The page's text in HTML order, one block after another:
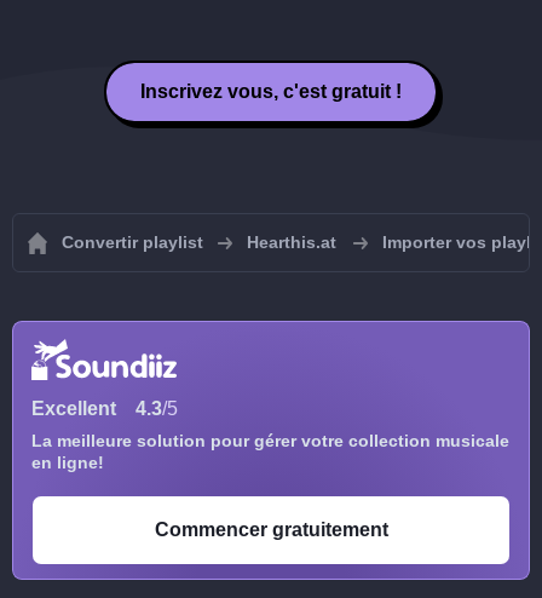
Inscrivez vous, c'est gratuit !
Convertir playlist Hearthis.at Importer vos
Excellent 4.3/5
La meilleure solution pour gérer votre collection musicale
en ligne!
Commencer gratuitement